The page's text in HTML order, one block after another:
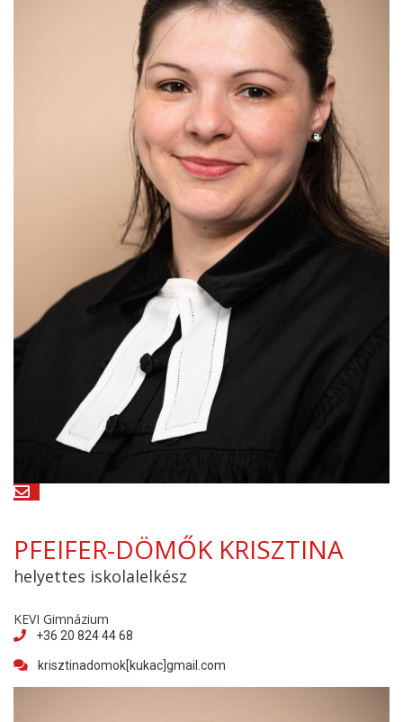
PFEIFER-DÖMŐK KRISZTINA
helyettes iskolalelkész
KEVI Gimnázium
+36 20 824 44 68
krisztinadomok[kukac]gmail.com